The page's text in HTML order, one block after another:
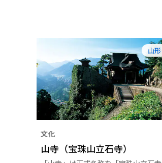
山形
文化
山寺（宝珠山立石寺）